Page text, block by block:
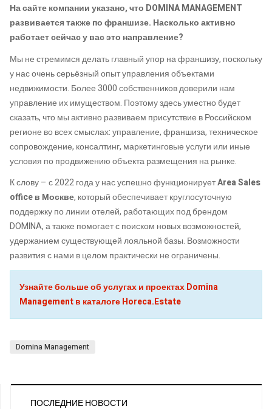
На сайте компании указано, что DOMINA MANAGEMENT
развивается также по франшизе. Насколько активно
работает сейчас у вас это направление?
Мы не стремимся делать главный упор на франшизу, поскольку
у нас очень серьёзный опыт управления объектами
недвижимости. Более 3000 собственников доверили нам
управление их имуществом. Поэтому здесь уместно будет
сказать, что мы активно развиваем присутствие в Российском
регионе во всех смыслах: управление, франшиза, техническое
сопровождение, консалтинг, маркетинговые услуги или иные
условия по продвижению объекта размещения на рынке.
К слову – с 2022 года у нас успешно функционируетArea Sales
office в Москве, который обеспечивает круглосуточную
поддержку по линии отелей, работающих под брендом
DOMINA, а также помогает с поиском новых возможностей,
удержанием существующей лояльной базы. Возможности
развития с нами в целом практически не ограничены.
Узнайте больше об услугах и проектах Domina
Management в каталоге Horeca.Estate
Domina Management
ПОСЛЕДНИЕ НОВОСТИ